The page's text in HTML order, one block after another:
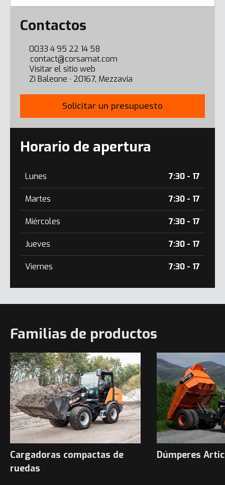
Error here
Contactos
0033 4 95 22 14 58
contact@corsamat.com
Visitar el sitio web
Zi Baleone ∙ 20167, Mezzavia
Solicitar un presupuesto
Horario de apertura
Lunes 7:30 - 17
Martes 7:30 - 17
Miércoles 7:30 - 17
Jueves 7:30 - 17
Viernes 7:30 - 17
Familias de productos
Cargadoras compactas de
ruedas
Dúmperes